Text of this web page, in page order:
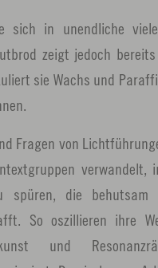
sich in unendliche
zeigt jedoch
sie Wachs und
Fragen von
verwandelt,
spüren, die behutsam
So oszillieren ihre
und